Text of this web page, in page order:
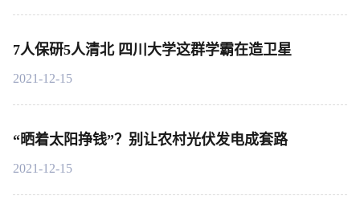
7人保研5人清北 四川大学这群学霸在造卫星
2021-12-15
“晒着太阳挣钱”？别让农村光伏发电成套路
2021-12-15